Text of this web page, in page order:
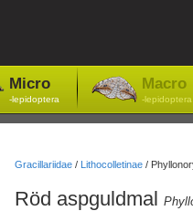
Micro
-lepidoptera
Macro
-lepidoptera
Gracillariidae/ Lithocolletinae/
Röd aspguldmal